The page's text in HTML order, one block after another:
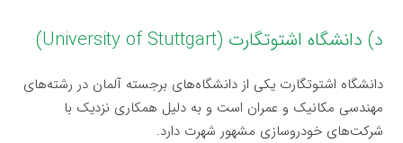
د) دانشگاه اشتوتگارت (University of Stuttgart)
دانشگاه اشتوتگارت یکی از دانشگاه‌های برجسته آلمان در رشته‌های
مهندسی مکانیک و عمران است و به دلیل همکاری نزدیک با
شرکت‌های خودروسازی مشهور شهرت دارد.